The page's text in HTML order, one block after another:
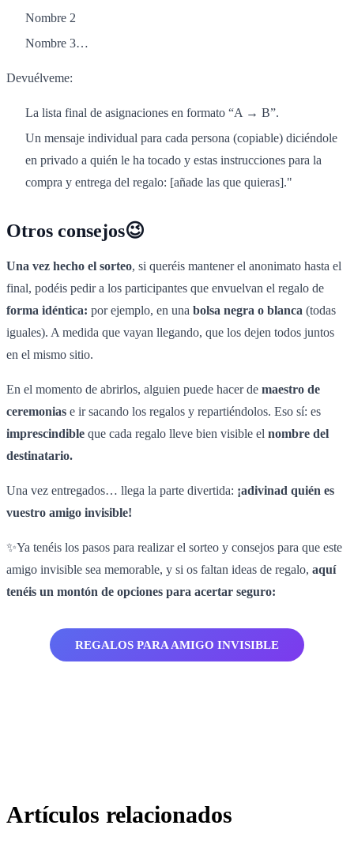
Nombre 2
Nombre 3…
Devuélveme:
La lista final de asignaciones en formato “A → B”.
Un mensaje individual para cada persona (copiable) diciéndole
en privado a quién le ha tocado y estas instrucciones para la
compra y entrega del regalo: [añade las que quieras]."
Otros consejos😉
Una vez hecho el sorteo, si queréis mantener el anonimato hasta el
final, podéis pedir a los participantes que envuelvan el regalo de
forma idéntica: por ejemplo, en una bolsa negra o blanca (todas
iguales). A medida que vayan llegando, que los dejen todos juntos
en el mismo sitio.
En el momento de abrirlos, alguien puede hacer de maestro de
ceremonias e ir sacando los regalos y repartiéndolos. Eso sí: es
imprescindible que cada regalo lleve bien visible el nombre del
destinatario.
Una vez entregados… llega la parte divertida: ¡adivinad quién es
vuestro amigo invisible!
✨Ya tenéis los pasos para realizar el sorteo y consejos para que este
amigo invisible sea memorable, y si os faltan ideas de regalo, aquí
tenéis un montón de opciones para acertar seguro:
REGALOS PARA AMIGO INVISIBLE
Artículos relacionados